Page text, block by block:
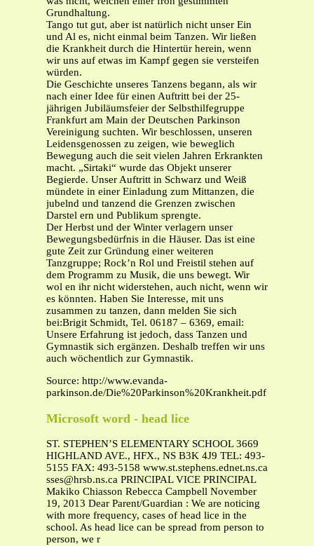
Grundhaltung.
Tango tut gut, aber ist natürlich nicht unser Ein
und Al es, nicht einmal beim Tanzen. Wir ließen
die Krankheit durch die Hintertür herein, wenn
wir uns auf etwas im Kampf gegen sie versteifen
würden.
Die Geschichte unseres Tanzens begann, als wir
nach einer Idee für einen Auftritt bei der 25-
jährigen Jubiläumsfeier der Selbsthilfegruppe
Frankfurt am Main der Deutschen Parkinson
Vereinigung suchten. Wir beschlossen, unseren
Leidensgenossen zu zeigen, wie beweglich
Bewegung auch die seit vielen Jahren Erkrankten
macht. „Sirtaki“ wurde das Objekt unserer
Begierde. Unser Auftritt in Schwarz und Weiß
mündete in einer Einladung zum Mittanzen, die
jubelnd und tanzend die Grenzen zwischen
Darstel ern und Publikum sprengte.
Der Herbst und der Winter verlagern unser
Bewegungsbedürfnis in die Häuser. Das ist eine
gute Zeit zur Gründung einer weiteren
Tanzgruppe; Rock’n Rol und Freistil stehen auf
dem Programm zu Musik, die uns bewegt. Wir
wol en ihr nicht widerstehen, auch nicht, wenn wir
es könnten. Haben Sie Interesse, mit uns
zusammen zu tanzen, dann melden Sie sich
bei:Brigit Schmidt, Tel. 06187 – 6369, email:
Unsere Erfahrung ist jedoch, dass Tanzen und
Gymnastik sich ergänzen. Deshalb treffen wir uns
auch wöchentlich zur Gymnastik.
Source: http://www.evanda-
parkinson.de/Die%20Parkinson%20Krankheit.pdf
Microsoft word - head lice
ST. STEPHEN’S ELEMENTARY SCHOOL 3669
HIGHLAND AVE., HFX., NS B3K 4J9 TEL: 493-
5155 FAX: 493-5158 www.st.stephens.ednet.ns.ca
sses@hrsb.ns.ca PRINCIPAL VICE PRINCIPAL
Makiko Chiasson Rebecca Campbell November
19, 2013 Dear Parent/Guardian : We are noticing
with more frequency, cases of head lice in the
school. As head lice can be spread from person to
person, we r